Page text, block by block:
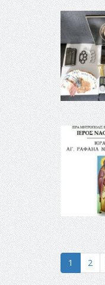
1 2